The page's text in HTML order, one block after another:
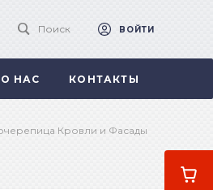
Поиск ВОЙТИ
О НАС КОНТАКТЫ
Кровли и Фасады